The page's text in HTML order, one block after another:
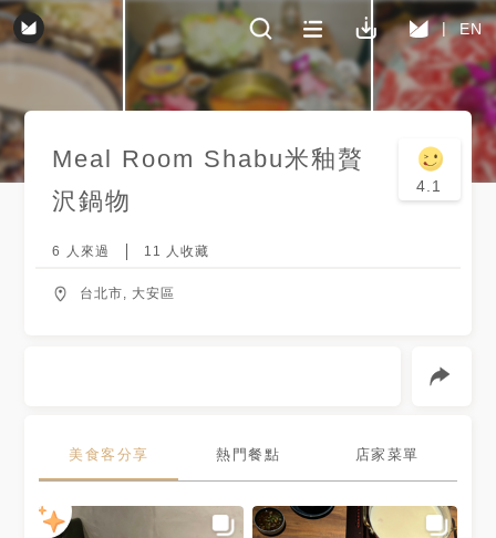
EN
Meal Room Shabu米釉贅
沢鍋物
4.1
6 人來過 11 人收藏
台北市, 大安區
美食客分享 熱門餐點 店家菜單